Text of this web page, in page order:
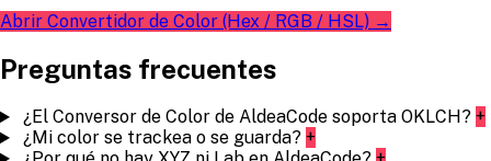
Abrir Convertidor de Color (Hex / RGB / HSL) →
Preguntas frecuentes
¿El Conversor de Color de AldeaCode soporta OKLCH? +
¿Mi color se trackea o se guarda? +